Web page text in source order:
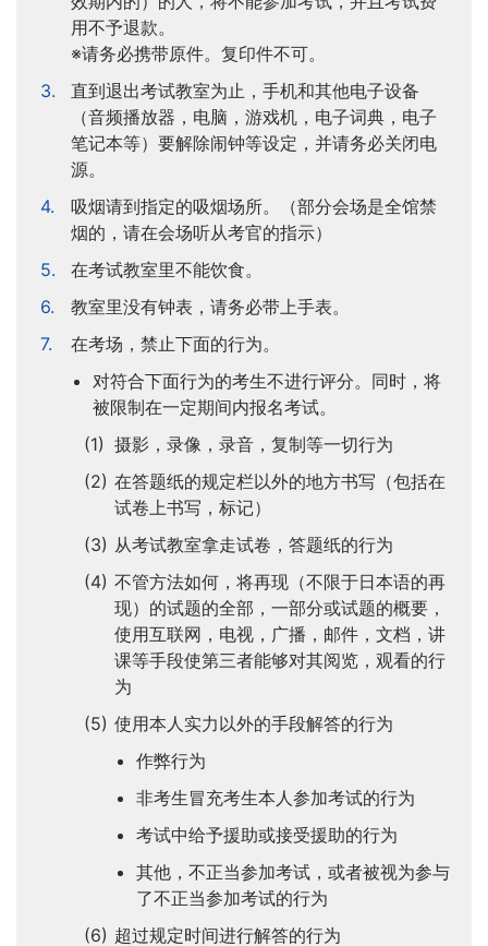
用不予退款。
※请务必携带原件。复印件不可。
直到退出考试教室为止，手机和其他电子设备
（音频播放器，电脑，游戏机，电子词典，电子
笔记本等）要解除闹钟等设定，并请务必关闭电
源。
吸烟请到指定的吸烟场所。（部分会场是全馆禁
烟的，请在会场听从考官的指示）
在考试教室里不能饮食。
教室里没有钟表，请务必带上手表。
在考场，禁止下面的行为。
对符合下面行为的考生不进行评分。同时，将
被限制在一定期间内报名考试。
摄影，录像，录音，复制等一切行为
在答题纸的规定栏以外的地方书写（包括在
试卷上书写，标记）
从考试教室拿走试卷，答题纸的行为
不管方法如何，将再现（不限于日本语的再
现）的试题的全部，一部分或试题的概要，
使用互联网，电视，广播，邮件，文档，讲
课等手段使第三者能够对其阅览，观看的行
为
使用本人实力以外的手段解答的行为
作弊行为
非考生冒充考生本人参加考试的行为
考试中给予援助或接受援助的行为
其他，不正当参加考试，或者被视为参与
了不正当参加考试的行为
超过规定时间进行解答的行为